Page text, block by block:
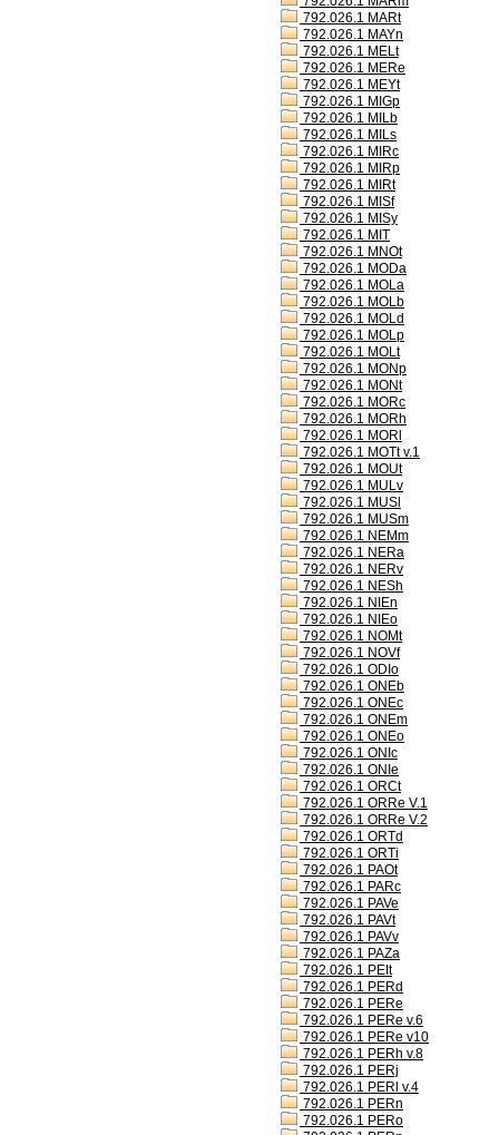
792.026.1 MARt
792.026.1 MAYn
792.026.1 MELt
792.026.1 MERe
792.026.1 MEYt
792.026.1 MIGp
792.026.1 MILb
792.026.1 MILs
792.026.1 MIRc
792.026.1 MIRp
792.026.1 MIRt
792.026.1 MISf
792.026.1 MISy
792.026.1 MIT
792.026.1 MNOt
792.026.1 MODa
792.026.1 MOLa
792.026.1 MOLb
792.026.1 MOLd
792.026.1 MOLp
792.026.1 MOLt
792.026.1 MONp
792.026.1 MONt
792.026.1 MORc
792.026.1 MORh
792.026.1 MORl
792.026.1 MOTt v.1
792.026.1 MOUt
792.026.1 MULv
792.026.1 MUSl
792.026.1 MUSm
792.026.1 NEMm
792.026.1 NERa
792.026.1 NERv
792.026.1 NESh
792.026.1 NIEn
792.026.1 NIEo
792.026.1 NOMt
792.026.1 NOVf
792.026.1 ODIo
792.026.1 ONEb
792.026.1 ONEc
792.026.1 ONEm
792.026.1 ONEo
792.026.1 ONIc
792.026.1 ONIe
792.026.1 ORCt
792.026.1 ORRe V.1
792.026.1 ORRe V.2
792.026.1 ORTd
792.026.1 ORTi
792.026.1 PAOt
792.026.1 PARc
792.026.1 PAVe
792.026.1 PAVt
792.026.1 PAVv
792.026.1 PAZa
792.026.1 PEIt
792.026.1 PERd
792.026.1 PERe
792.026.1 PERe v.6
792.026.1 PERe v10
792.026.1 PERh v.8
792.026.1 PERj
792.026.1 PERl v.4
792.026.1 PERn
792.026.1 PERo